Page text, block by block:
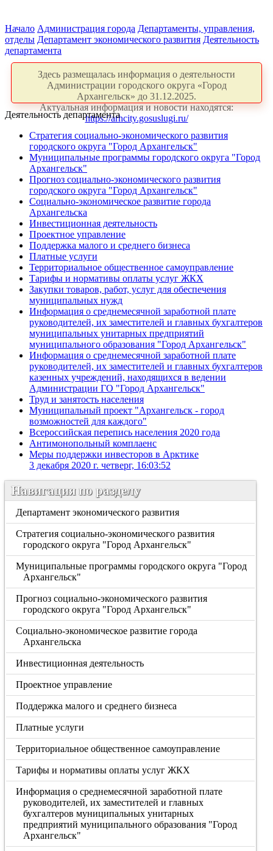
Начало Администрация города Департаменты, управления,
отделы Департамент экономического развития Деятельность
департамента
Здесь размещалась информация о деятельности
Администрации городского округа «Город
Архангельск» до 31.12.2025.
Актуальная информация и новости находятся:
https://arhcity.gosuslugi.ru/
Деятельность департамента
Стратегия социально-экономического развития
городского округа "Город Архангельск"
Муниципальные программы городского округа "Город
Архангельск"
Прогноз социально-экономического развития
городского округа "Город Архангельск"
Социально-экономическое развитие города
Архангельска
Инвестиционная деятельность
Проектное управление
Поддержка малого и среднего бизнеса
Платные услуги
Территориальное общественное самоуправление
Тарифы и нормативы оплаты услуг ЖКХ
Закупки товаров, работ, услуг для обеспечения
муниципальных нужд
Информация о среднемесячной заработной плате
руководителей, их заместителей и главных бухгалтеров
муниципальных унитарных предприятий
муниципального образования "Город Архангельск"
Информация о среднемесячной заработной плате
руководителей, их заместителей и главных бухгалтеров
казенных учреждений, находящихся в ведении
Администрации ГО "Город Архангельск"
Труд и занятость населения
Муниципальный проект "Архангельск - город
возможностей для каждого"
Всероссийская перепись населения 2020 года
Антимонопольный комплаенс
Меры поддержки инвесторов в Арктике
3 декабря 2020 г. четверг, 16:03:52
Навигация по разделу
Департамент экономического развития
Стратегия социально-экономического развития
городского округа "Город Архангельск"
Муниципальные программы городского округа "Город
Архангельск"
Прогноз социально-экономического развития
городского округа "Город Архангельск"
Социально-экономическое развитие города
Архангельска
Инвестиционная деятельность
Проектное управление
Поддержка малого и среднего бизнеса
Платные услуги
Территориальное общественное самоуправление
Тарифы и нормативы оплаты услуг ЖКХ
Информация о среднемесячной заработной плате
руководителей, их заместителей и главных
бухгалтеров муниципальных унитарных
предприятий муниципального образования "Город
Архангельск"